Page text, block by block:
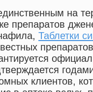
на
препаратов
, Таблетки
препаратов
клиентов,